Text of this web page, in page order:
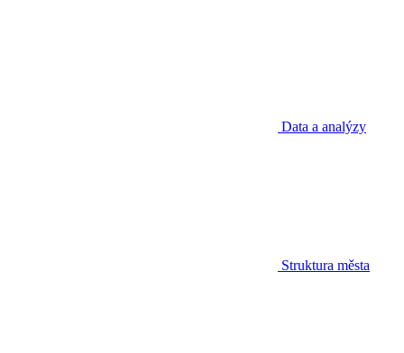
Data a analýzy
Struktura města